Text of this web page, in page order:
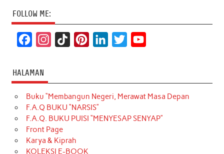
FOLLOW ME:
c
e
b
o
o
k
t
a
g
r
a
T
o
k
t
e
r
k
e
d
t
t
e
T
u
b
HALAMAN
Buku “Membangun Negeri, Merawat Masa Depan
F.A.Q BUKU “NARSIS”
F.A.Q. BUKU PUISI “MENYESAP SENYAP”
Front Page
Karya & Kiprah
KOLEKSI E-BOOK